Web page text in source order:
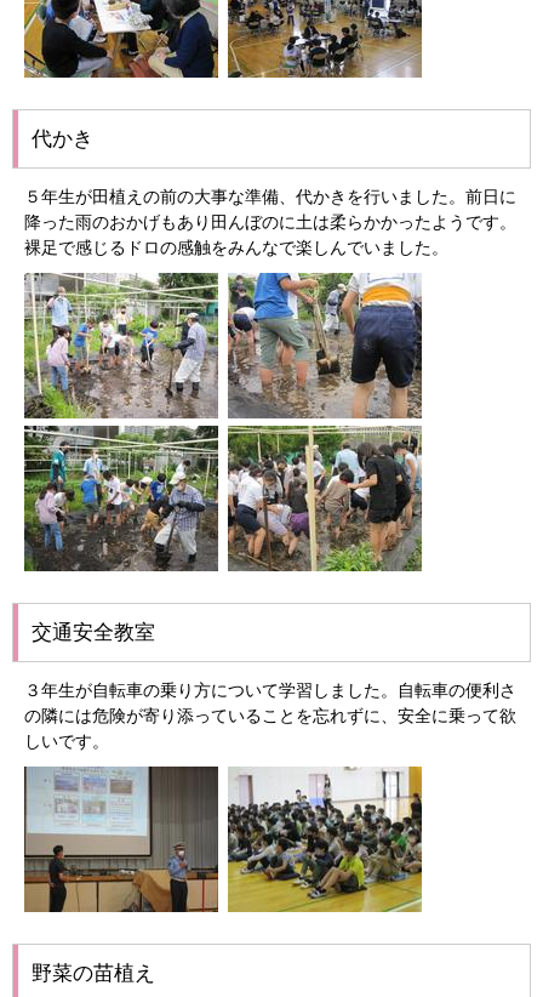
代かき
５年生が田植えの前の大事な準備、代かきを行いました。前日に
降った雨のおかげもあり田んぼのに土は柔らかかったようです。
裸足で感じるドロの感触をみんなで楽しんでいました。
交通安全教室
３年生が自転車の乗り方について学習しました。自転車の便利さ
の隣には危険が寄り添っていることを忘れずに、安全に乗って欲
しいです。
野菜の苗植え